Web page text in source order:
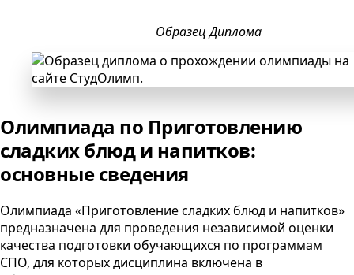
Образец Диплома
Олимпиада по Приготовлению
сладких блюд и напитков:
основные сведения
Олимпиада «Приготовление сладких блюд и напитков»
предназначена для проведения независимой оценки
качества подготовки обучающихся по программам
СПО, для которых дисциплина включена в